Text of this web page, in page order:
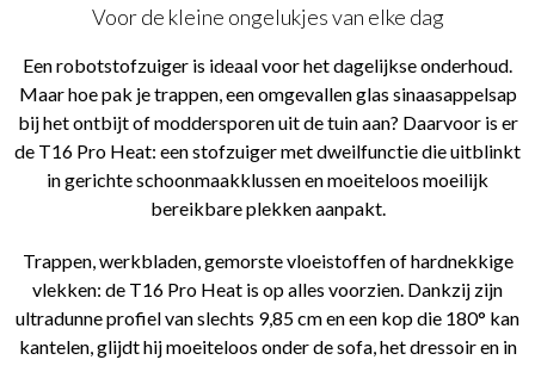
Voor de kleine ongelukjes van elke dag
Een robotstofzuiger is ideaal voor het dagelijkse onderhoud.
Maar hoe pak je trappen, een omgevallen glas sinaasappelsap
bij het ontbijt of moddersporen uit de tuin aan? Daarvoor is er
de T16 Pro Heat: een stofzuiger met dweilfunctie die uitblinkt
in gerichte schoonmaakklussen en moeiteloos moeilijk
bereikbare plekken aanpakt.
Trappen, werkbladen, gemorste vloeistoffen of hardnekkige
vlekken: de T16 Pro Heat is op alles voorzien. Dankzij zijn
ultradunne profiel van slechts 9,85 cm en een kop die 180° kan
kantelen, glijdt hij moeiteloos onder de sofa, het dressoir en in